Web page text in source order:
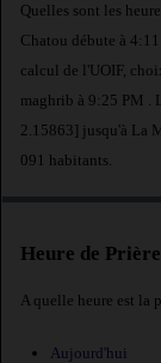
Quelles sont les
Chatou débute à
calcul de l'UOIF,
maghrib à 9:25 PM .
2.15863] jusqu'à La
091 habitants.
Heure de
A quelle heure est la
Aujourd'hui